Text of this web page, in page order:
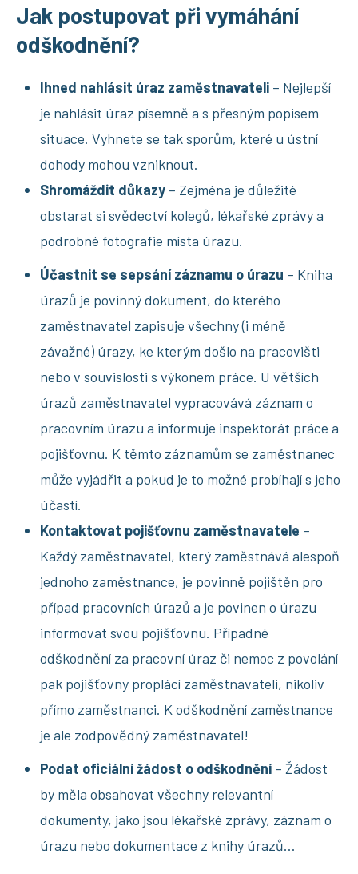
Jak postupovat při vymáhání
odškodnění?
Ihned nahlásit úraz zaměstnavateli – Nejlepší
je nahlásit úraz písemně a s přesným popisem
situace. Vyhnete se tak sporům, které u ústní
dohody mohou vzniknout.
Shromáždit důkazy – Zejména je důležité
obstarat si svědectví kolegů, lékařské zprávy a
podrobné fotografie místa úrazu.
Účastnit se sepsání záznamu o úrazu – Kniha
úrazů je povinný dokument, do kterého
zaměstnavatel zapisuje všechny (i méně
závažné) úrazy, ke kterým došlo na pracovišti
nebo v souvislosti s výkonem práce. U větších
úrazů zaměstnavatel vypracovává záznam o
pracovním úrazu a informuje inspektorát práce a
pojišťovnu. K těmto záznamům se zaměstnanec
může vyjádřit a pokud je to možné probíhají s jeho
účastí.
Kontaktovat pojišťovnu zaměstnavatele –
Každý zaměstnavatel, který zaměstnává alespoň
jednoho zaměstnance, je povinně pojištěn pro
případ pracovních úrazů a je povinen o úrazu
informovat svou pojišťovnu. Případné
odškodnění za pracovní úraz či nemoc z povolání
pak pojišťovny proplácí zaměstnavateli, nikoliv
přímo zaměstnanci. K odškodnění zaměstnance
je ale zodpovědný zaměstnavatel!
Podat oficiální žádost o odškodnění– Žádost
by měla obsahovat všechny relevantní
dokumenty, jako jsou lékařské zprávy, záznam o
úrazu nebo dokumentace z knihy úrazů…